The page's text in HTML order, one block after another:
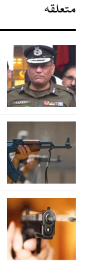
متعلقہ